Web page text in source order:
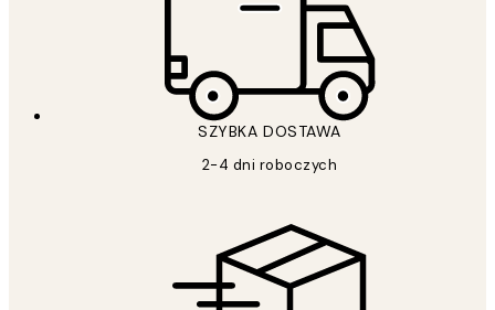
SZYBKA DOSTAWA
2-4 dni roboczych